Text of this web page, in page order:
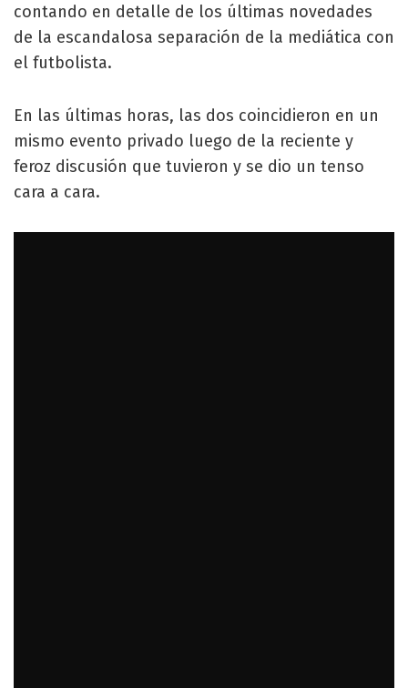
contando en detalle de los últimas novedades
de la escandalosa separación de la mediática con
el futbolista.
En las últimas horas, las dos coincidieron en un
mismo evento privado luego de la reciente y
feroz discusión que tuvieron y se dio un tenso
cara a cara.